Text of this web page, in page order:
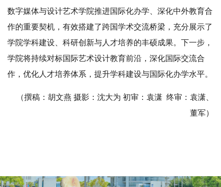
数字媒体与设计艺术学院推进国际化办学、深化中外教育合
作的重要契机，有效搭建了跨国学术交流桥梁，充分展示了
学院学科建设、科研创新与人才培养的丰硕成果。下一步，
学院将持续对标国际艺术设计教育前沿，深化国际交流合
作，优化人才培养体系，提升学科建设与国际化办学水平。
（撰稿：胡文燕 摄影：沈大为 初审：袁潇 终审：袁潇、
董军）